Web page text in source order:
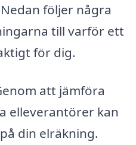
följer några
till varför ett
för dig.
att jämföra
elleverantörer kan
din elräkning.